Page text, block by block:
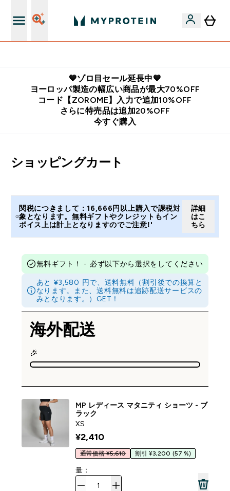
💙ゾロ目セール延長中💙
ヨーロッパ製造の幅広い商品が最大70%OFF
コード【ZOROME】入力で追加10%OFF
さらに特売品は追加20%OFF
今すぐ購入
ショッピングカート
関税につきまして：16,666円以上購入で課税対
象となります。無料ギフトやクレジットもイン
ボイス上は計上となりますのでご注意!'
詳細
はこ
ちら
無料ギフト！ - 必ず以下から選択をしてください
あと ¥3,580 円で、送料無料（割引後での換算と
なります。また、送料無料は追跡配送サービスの
みとなります。）GET！
海外配送
🎉
MP レディース マタニティ ショーツ - ブ
ラック
XS
¥2,410‎
通常価格 ¥5,610 割引 ¥3,200 (57 %)
量：